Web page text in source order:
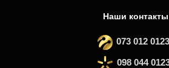
Наши контакты
073 012 0123
098 044